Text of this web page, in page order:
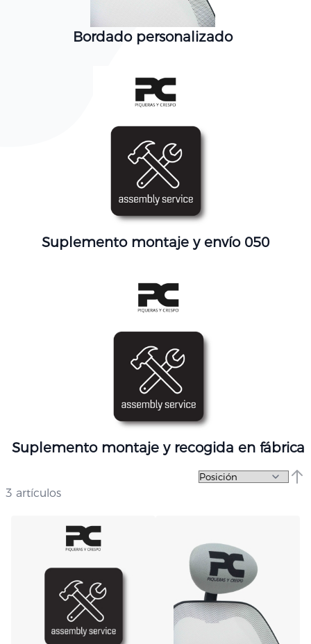
Bordado personalizado
Suplemento montaje y envío 050
Suplemento montaje y recogida en fábrica
3 artículos